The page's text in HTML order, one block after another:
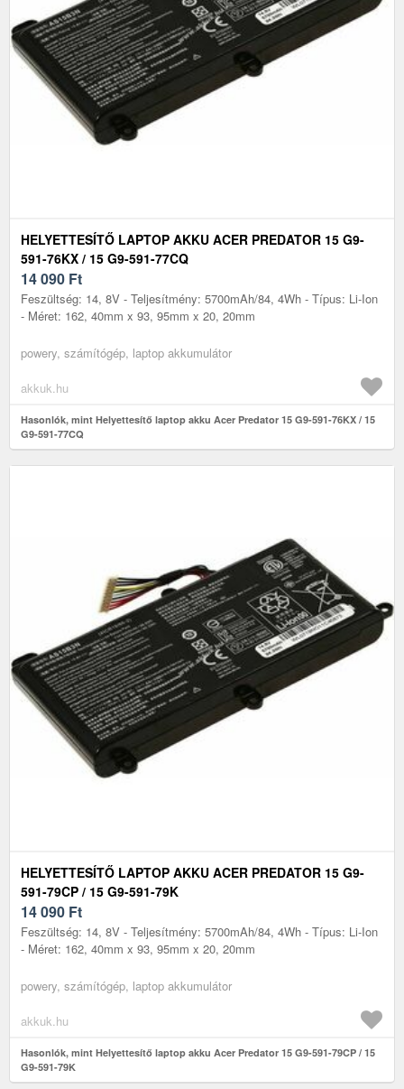
HELYETTESÍTŐ LAPTOP AKKU ACER PREDATOR 15 G9-
591-76KX / 15 G9-591-77CQ
14 090 Ft
Feszültség: 14, 8V - Teljesítmény: 5700mAh/84, 4Wh - Típus: Li-Ion
- Méret: 162, 40mm x 93, 95mm x 20, 20mm
powery, számítógép, laptop akkumulátor
akkuk.hu
Hasonlók, mint Helyettesítő laptop akku Acer Predator 15 G9-591-76KX / 15
G9-591-77CQ
HELYETTESÍTŐ LAPTOP AKKU ACER PREDATOR 15 G9-
591-79CP / 15 G9-591-79K
14 090 Ft
Feszültség: 14, 8V - Teljesítmény: 5700mAh/84, 4Wh - Típus: Li-Ion
- Méret: 162, 40mm x 93, 95mm x 20, 20mm
powery, számítógép, laptop akkumulátor
akkuk.hu
Hasonlók, mint Helyettesítő laptop akku Acer Predator 15 G9-591-79CP / 15
G9-591-79K